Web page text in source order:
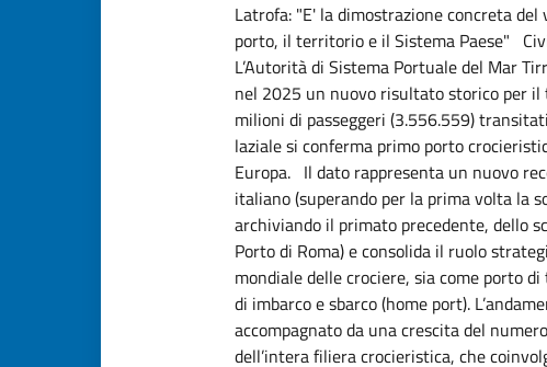
Latrofa: "E' la dimostrazione concreta
porto, il territorio e il Sistema Paese"
L’Autorità di Sistema Portuale del Mar
nel 2025 un nuovo risultato storico per
milioni di passeggeri (3.556.559)
laziale si conferma primo porto
Europa. Il dato rappresenta un nuovo
italiano (superando per la prima volta la
archiviando il primato precedente, dello
Porto di Roma) e consolida il ruolo
mondiale delle crociere, sia come porto
di imbarco e sbarco (home port).
accompagnato da una crescita del
dell’intera filiera crocieristica, che